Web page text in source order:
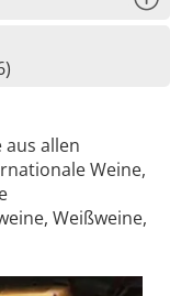
aus allen
Weine,
Weißweine,